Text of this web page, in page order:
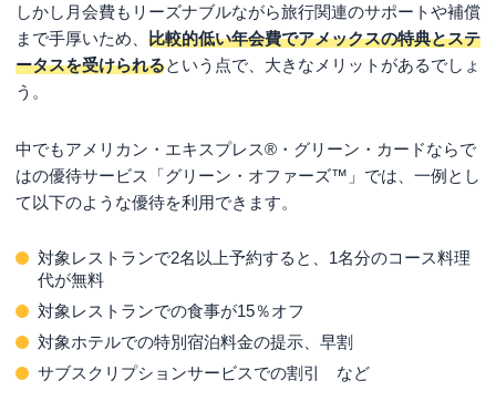
しかし月会費もリーズナブルながら旅行関連のサポートや補償
まで手厚いため、 比較的低い年会費でアメックスの特典とステ
ータスを受けられるという点で、大きなメリットがあるでしょ
う。
中でもアメリカン・エキスプレス®・グリーン・カードならで
はの優待サービス「グリーン・オファーズ™」では、一例とし
て以下のような優待を利用できます。
対象レストランで2名以上予約すると、1名分のコース料理
代が無料
対象レストランでの食事が15％オフ
対象ホテルでの特別宿泊料金の提示、早割
サブスクリプションサービスでの割引 など